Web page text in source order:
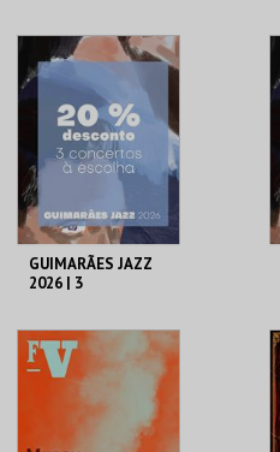
AQUISIÇÃO
MAIS INFO
COMPRAR
GUIMARÃES JAZZ
2026 | 3
AQUISIÇÃO
MAIS INFO